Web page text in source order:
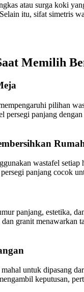
atau surga koki
itu, sifat simetris
Memilih
pilihan
persegi panjang
wastafel
panjang cocok
panjang, estetika,
granit menawarkan
untuk dipasang
keputusan,